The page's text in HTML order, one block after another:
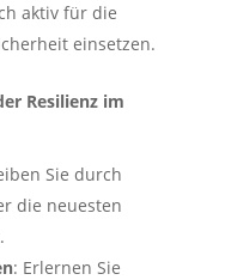
aktiv für die
einsetzen.
Resilienz im
Sie durch
die neuesten
: Erlernen Sie